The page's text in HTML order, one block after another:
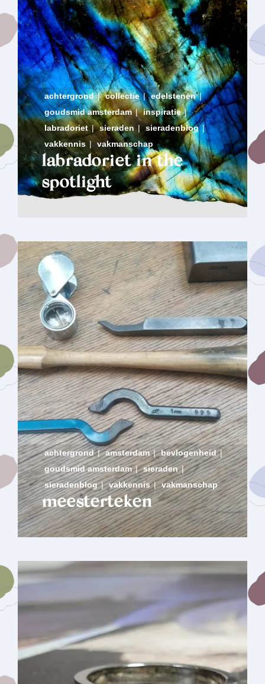
achtergrond | collectie | edelstenen |
goudsmid amsterdam | inspiratie |
labradoriet | sieraden | sieradenblog |
vakkennis | vakmanschap
labradoriet in the
spotlight
achtergrond | amsterdam | bevlogenheid |
goudsmid amsterdam | sieraden |
sieradenblog | vakkennis | vakmanschap
meesterteken